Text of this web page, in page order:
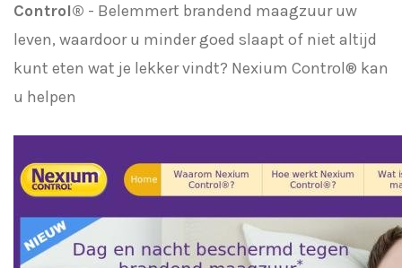
Control® - Belemmert brandend maagzuur uw
leven, waardoor u minder goed slaapt of niet altijd
kunt eten wat je lekker vindt? Nexium Control® kan
u helpen